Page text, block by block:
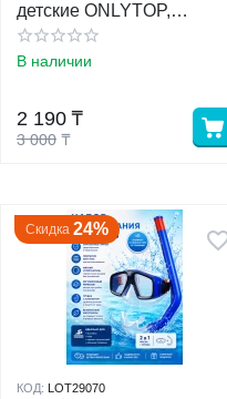
детские ONLYTOP,
желтый
В наличии
3 000 ₸
2 190 ₸
Скидка 24%
КОД: LOT29070